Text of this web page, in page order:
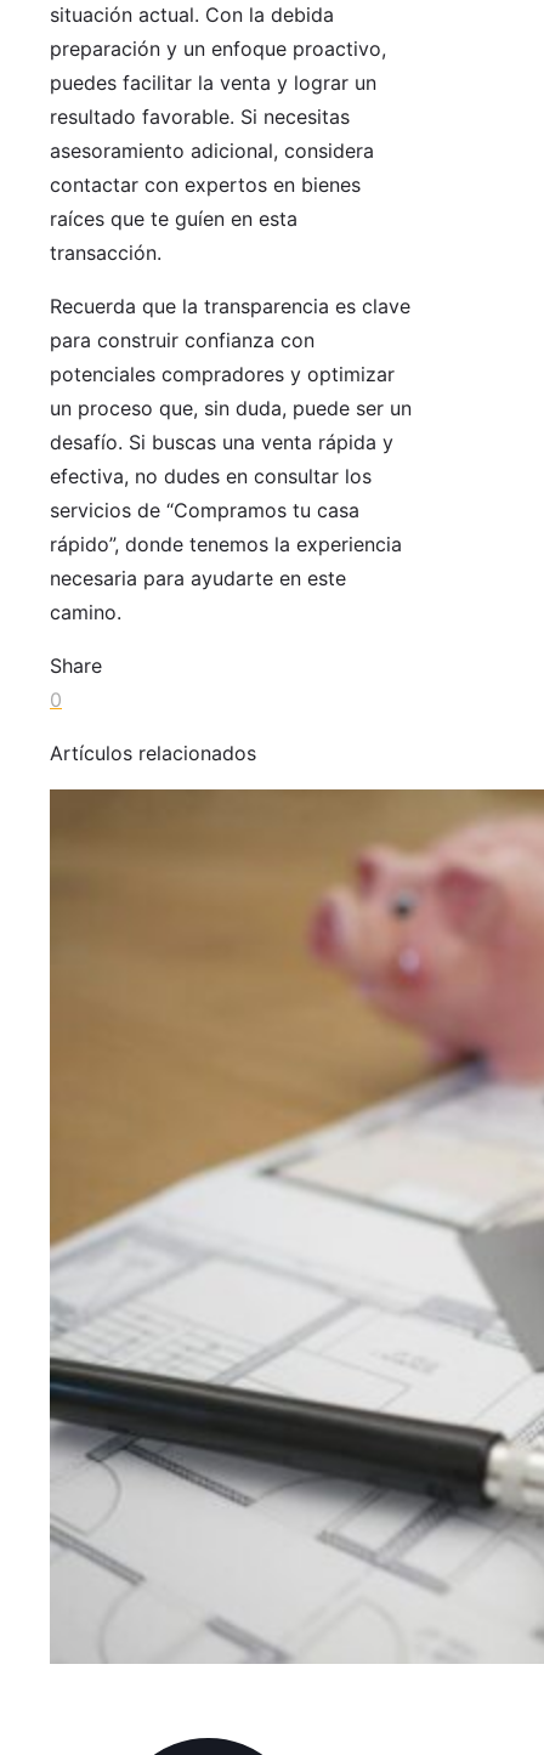
situación actual. Con la debida
preparación y un enfoque proactivo,
puedes facilitar la venta y lograr un
resultado favorable. Si necesitas
asesoramiento adicional, considera
contactar con expertos en bienes
raíces que te guíen en esta
transacción.
Recuerda que la transparencia es clave
para construir confianza con
potenciales compradores y optimizar
un proceso que, sin duda, puede ser un
desafío. Si buscas una venta rápida y
efectiva, no dudes en consultar los
servicios de “Compramos tu casa
rápido”, donde tenemos la experiencia
necesaria para ayudarte en este
camino.
Share
0
Artículos relacionados